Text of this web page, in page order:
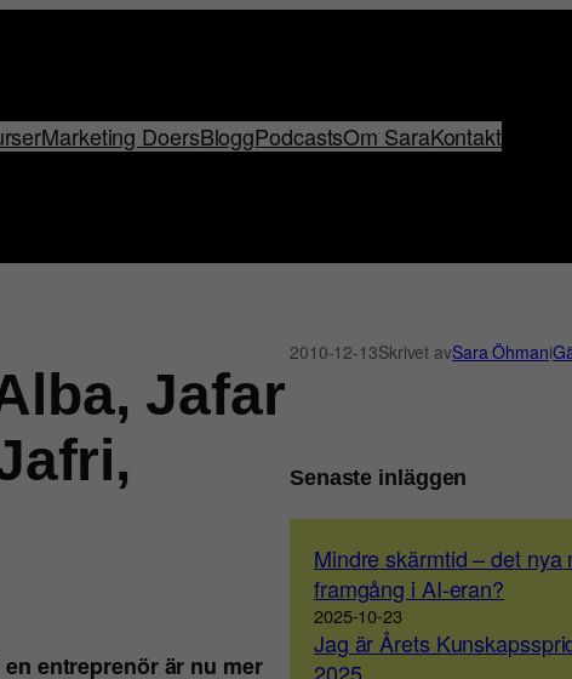
Marketing DoersBloggPodcastsOm SaraKontakt
Jafar
entreprenör är nu mer
2010-12-13Skrivet avSara Öhmani
Senaste inläggen
Mindre skärmtid – det nya
framgång i AI-eran?
2025-10-23
Jag är Årets